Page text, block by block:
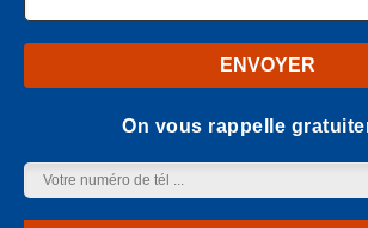
On vous rappelle